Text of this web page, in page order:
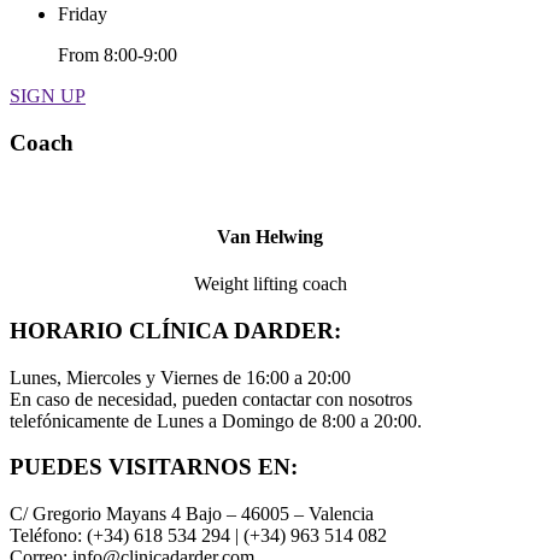
Friday
From 8:00-9:00
SIGN UP
Coach
Van Helwing
Weight lifting coach
HORARIO CLÍNICA DARDER:
Lunes, Miercoles y Viernes de 16:00 a 20:00
En caso de necesidad, pueden contactar con nosotros
telefónicamente de Lunes a Domingo de 8:00 a 20:00.
PUEDES VISITARNOS EN:
C/ Gregorio Mayans 4 Bajo – 46005 – Valencia
Teléfono: (+34) 618 534 294 | (+34) 963 514 082